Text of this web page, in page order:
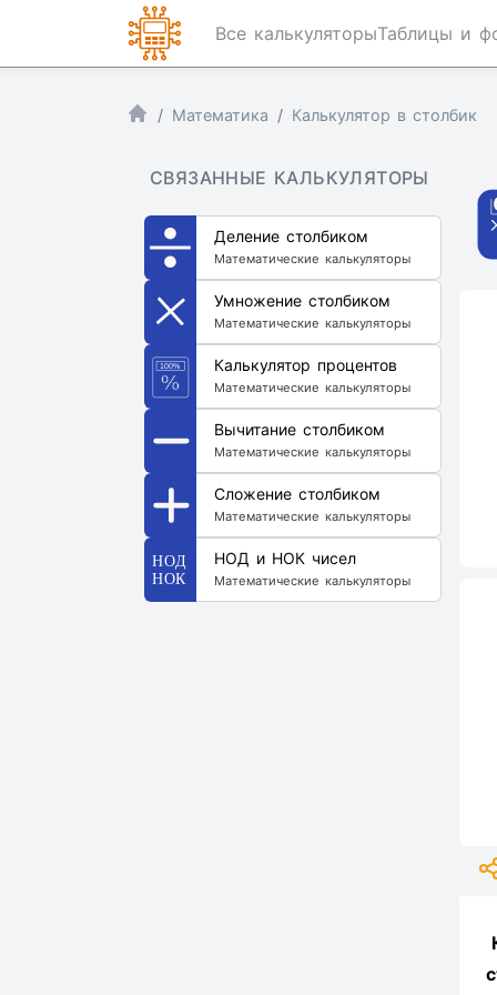
Все калькуляторыТаблицы и
Математика Калькулятор в столбик
СВЯЗАННЫЕ КАЛЬКУЛЯТОРЫ
Деление столбиком
Математические калькуляторы
Умножение столбиком
Математические калькуляторы
Калькулятор процентов
Математические калькуляторы
Вычитание столбиком
Математические калькуляторы
Сложение столбиком
Математические калькуляторы
НОД и НОК чисел
Математические калькуляторы